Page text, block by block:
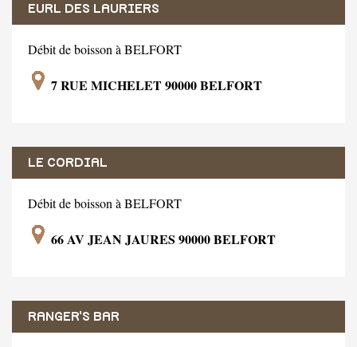
EURL DES LAURIERS
Débit de boisson à BELFORT
7 RUE MICHELET 90000 BELFORT
LE CORDIAL
Débit de boisson à BELFORT
66 AV JEAN JAURES 90000 BELFORT
RANGER'S BAR